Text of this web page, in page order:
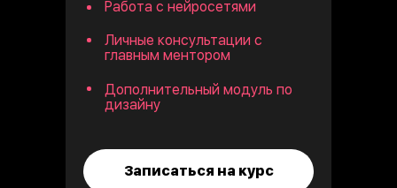
Записаться на курс
Личные консультации с
главным ментором
Дополнительный модуль по
дизайну
Работа с нейросетями